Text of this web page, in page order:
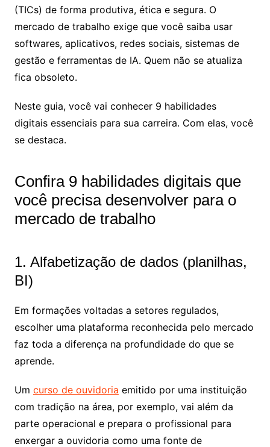
(TICs) de forma produtiva, ética e segura. O
mercado de trabalho exige que você saiba usar
softwares, aplicativos, redes sociais, sistemas de
gestão e ferramentas de IA. Quem não se atualiza
fica obsoleto.
Neste guia, você vai conhecer 9 habilidades
digitais essenciais para sua carreira. Com elas, você
se destaca.
Confira 9 habilidades digitais que
você precisa desenvolver para o
mercado de trabalho
1. Alfabetização de dados (planilhas,
BI)
Em formações voltadas a setores regulados,
escolher uma plataforma reconhecida pelo mercado
faz toda a diferença na profundidade do que se
aprende.
Um curso de ouvidoria emitido por uma instituição
com tradição na área, por exemplo, vai além da
parte operacional e prepara o profissional para
enxergar a ouvidoria como uma fonte de